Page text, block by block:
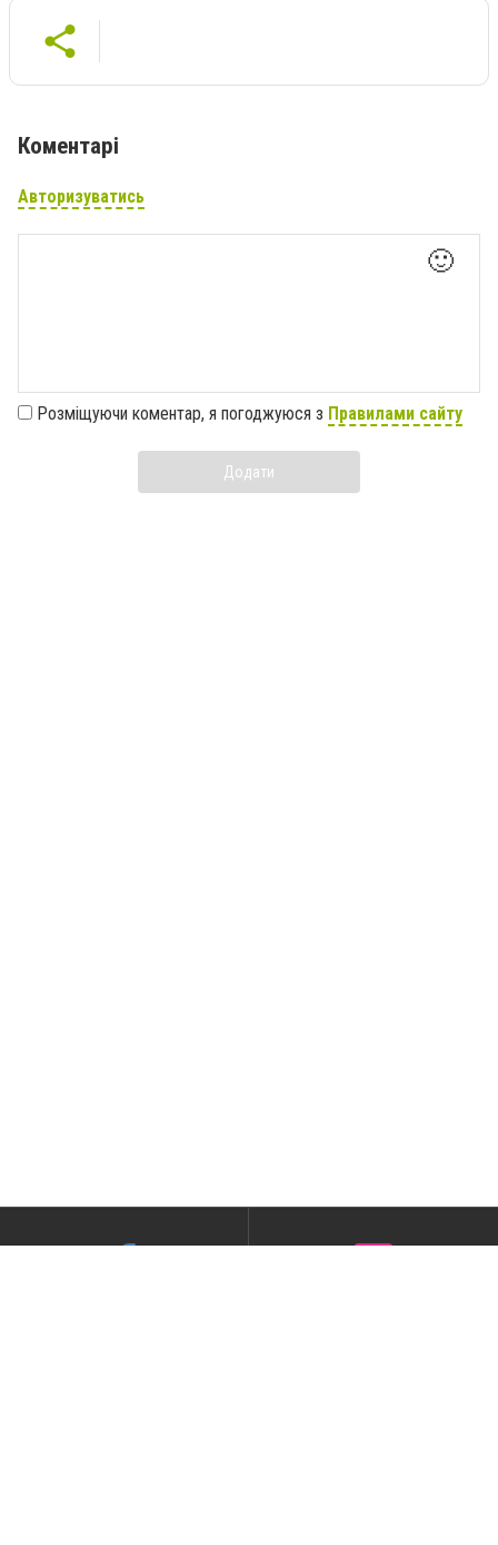
Коментарі
Авторизуватись
🙂
Розміщуючи коментар, я погоджуюся з Правилами сайту
Додати